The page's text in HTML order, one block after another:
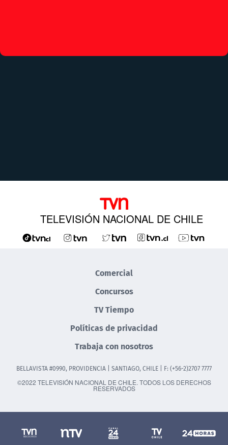
TELEVISIÓN NACIONAL DE CHILE
Comercial
Concursos
TV Tiempo
Políticas de privacidad
Trabaja con nosotros
BELLAVISTA #0990, PROVIDENCIA | SANTIAGO, CHILE | F: (+56-2)2707 7777
©2022 TELEVISIÓN NACIONAL DE CHILE. TODOS LOS DERECHOS
RESERVADOS